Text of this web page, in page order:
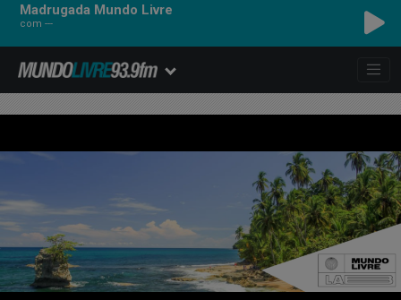
Madrugada Mundo Livre
com ---